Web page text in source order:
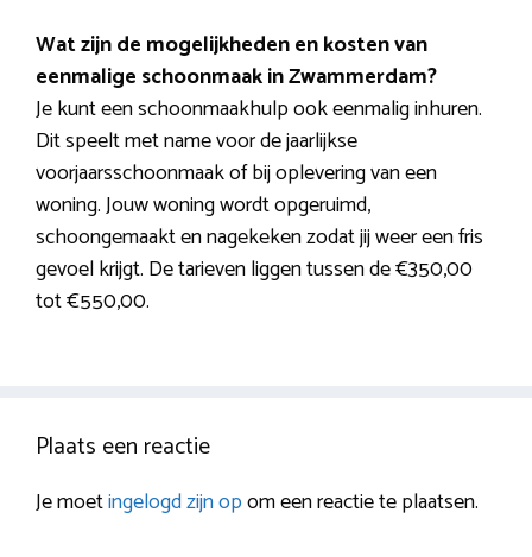
Wat zijn de mogelijkheden en kosten van
eenmalige schoonmaak in Zwammerdam?
Je kunt een schoonmaakhulp ook eenmalig inhuren.
Dit speelt met name voor de jaarlijkse
voorjaarsschoonmaak of bij oplevering van een
woning. Jouw woning wordt opgeruimd,
schoongemaakt en nagekeken zodat jij weer een fris
gevoel krijgt. De tarieven liggen tussen de €350,00
tot €550,00.
Plaats een reactie
Je moetingelogd zijn opom een reactie te plaatsen.